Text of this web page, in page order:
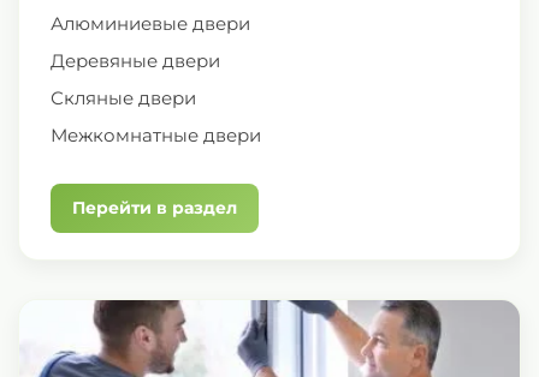
Алюминиевые двери
Деревяные двери
Скляные двери
Межкомнатные двери
Перейти в раздел